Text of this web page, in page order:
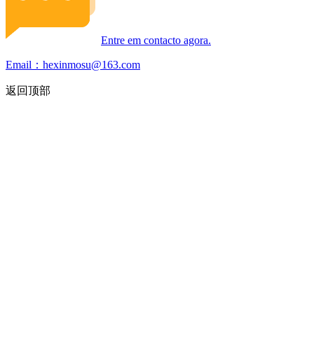
Entre em contacto agora.
Email：hexinmosu@163.com
返回顶部